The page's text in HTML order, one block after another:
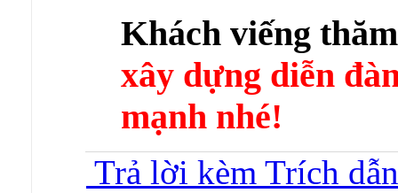
Khách viếng
xây dựng diễn
mạnh nhé!
Trả lời kèm Trích dẫn